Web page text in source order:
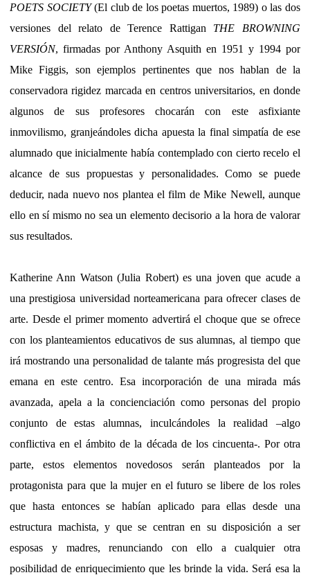
POETS SOCIETY(El club de los poetas muertos, 1989) o las dos
versiones del relato de Terence Rattigan THE BROWNING
VERSIÓN, firmadas por Anthony Asquith en 1951 y 1994 por
Mike Figgis, son ejemplos pertinentes que nos hablan de la
conservadora rigidez marcada en centros universitarios, en donde
algunos de sus profesores chocarán con este asfixiante
inmovilismo, granjeándoles dicha apuesta la final simpatía de ese
alumnado que inicialmente había contemplado con cierto recelo el
alcance de sus propuestas y personalidades. Como se puede
deducir, nada nuevo nos plantea el film de Mike Newell, aunque
ello en sí mismo no sea un elemento decisorio a la hora de valorar
sus resultados.
Katherine Ann Watson (Julia Robert) es una joven que acude a
una prestigiosa universidad norteamericana para ofrecer clases de
arte. Desde el primer momento advertirá el choque que se ofrece
con los planteamientos educativos de sus alumnas, al tiempo que
irá mostrando una personalidad de talante más progresista del que
emana en este centro. Esa incorporación de una mirada más
avanzada, apela a la concienciación como personas del propio
conjunto de estas alumnas, inculcándoles la realidad –algo
conflictiva en el ámbito de la década de los cincuenta-. Por otra
parte, estos elementos novedosos serán planteados por la
protagonista para que la mujer en el futuro se libere de los roles
que hasta entonces se habían aplicado para ellas desde una
estructura machista, y que se centran en su disposición a ser
esposas y madres, renunciando con ello a cualquier otra
posibilidad de enriquecimiento que les brinde la vida. Será esa la